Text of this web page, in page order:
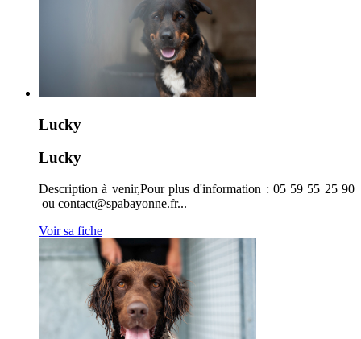
Lucky
Lucky
Description à venir,Pour plus d'information : 05 59 55 25 90
ou contact@spabayonne.fr...
Voir sa fiche